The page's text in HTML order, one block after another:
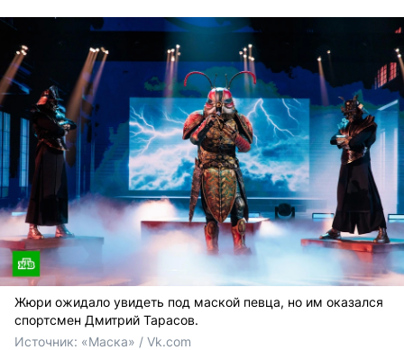
Жюри ожидало увидеть под маской певца, но им оказался
спортсмен Дмитрий Тарасов.
Источник: «Маска» / Vk.com